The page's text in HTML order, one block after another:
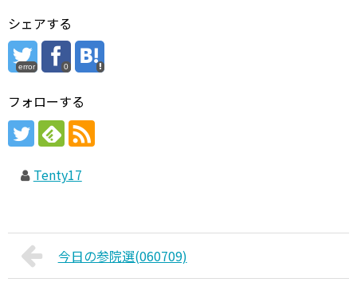
シェアする
error 0
フォローする
Tenty17
今日の参院選(060709)